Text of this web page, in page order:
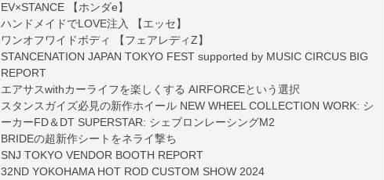
EV×STANCE 【ホンダe】
ハンドメイドでLOVE注入 【エッセ】
ワンオフワイドボディ 【フェアレディZ】
STANCENATION JAPAN TOKYO FEST supported by MUSIC CIRCUS BIG
REPORT
エアサスwithカーライフを楽しくする AIRFORCEという選択
スタンスガイズ必見の新作ホイール NEW WHEEL COLLECTION WORK: シ
ーカーFD＆DT SUPERSTAR: シェブロンレーシングM2
BRIDEの超新作シートをネライ撃ち
SNJ TOKYO VENDOR BOOTH REPORT
32ND YOKOHAMA HOT ROD CUSTOM SHOW 2024